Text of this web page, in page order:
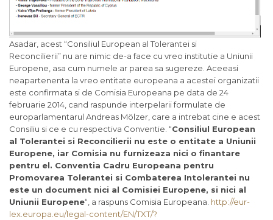
Asadar, acest “Consiliul European al Tolerantei si
Reconcilierii” nu are nimic de-a face cu vreo institutie a Uniunii
Europene, asa cum numele ar parea sa sugereze. Aceeasi
neapartenenta la vreo entitate europeana a acestei organizatii
este confirmata si de Comisia Europeana pe data de 24
februarie 2014, cand raspunde interpelarii formulate de
europarlamentarul Andreas Mölzer, care a intrebat cine e acest
Consiliu si ce e cu respectiva Conventie. “Consiliul European
al Tolerantei si Reconcilierii nu este o entitate a Uniunii
Europene, iar Comisia nu furnizeaza nici o finantare
pentru el. Conventia Cadru Europeana pentru
Promovarea Tolerantei si Combaterea Intolerantei nu
este un document nici al Comisiei Europene, si nici al
Uniunii Europene“, a raspuns Comisia Europeana. http://eur-
lex.europa.eu/legal-content/EN/TXT/?